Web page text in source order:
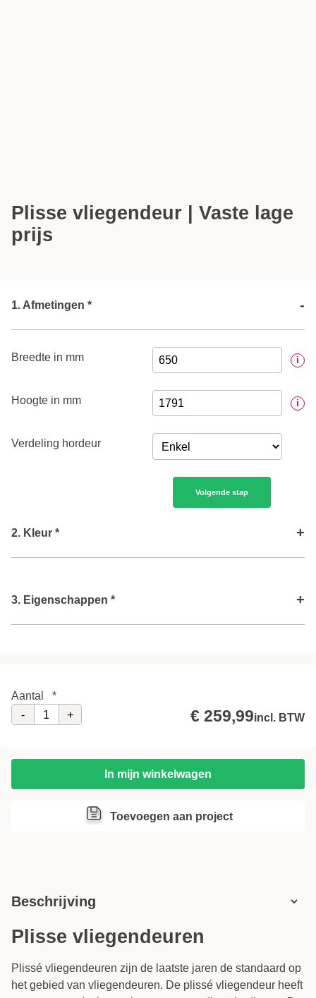
Beschrijving
Plisse vliegendeuren
Plissé vliegendeuren zijn de laatste jaren de standaard op
het gebied van vliegendeuren. De plissé vliegendeur heeft
Plisse vliegendeur | Vaste lage
prijs
1. Afmetingen * -
Breedte in mm i
Hoogte in mm i
Verdeling hordeur
Volgende stap
2. Kleur * +
3. Eigenschappen * +
Montage
Aantal
*
-
+ € 259,99incl. BTW
In mijn winkelwagen
Toevoegen aan project